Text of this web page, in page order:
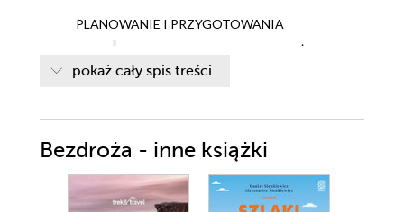
PLANOWANIE I PRZYGOTOWANIA
PLANOWANIE, CZAS I BUDŻET
UMIEJĘTNOŚCI I PRZYGOTOWANIE
SPRZĘT
POGODA
SZLAKI DŁUGODYSTANSOWE
pokaż cały spis treści
Bezdroża - inne książki